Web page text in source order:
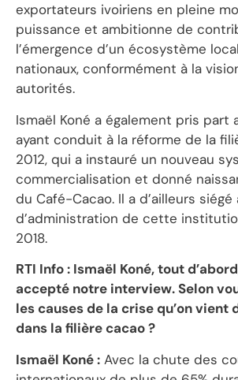
exportateurs ivoiriens en pleine
puissance et ambitionne de
l’émergence d’un écosystème
nationaux, conformément à la
autorités.
Ismaël Koné a également pris part
ayant conduit à la réforme de la
2012, qui a instauré un nouveau
commercialisation et donné
du Café-Cacao. Il a d’ailleurs siégé
d’administration de cette
2018.
RTI Info : Ismaël Koné, tout
accepté notre interview. Selon
les causes de la crise qu’on vient
dans la filière cacao ?
Ismaël Koné : Avec la chute des